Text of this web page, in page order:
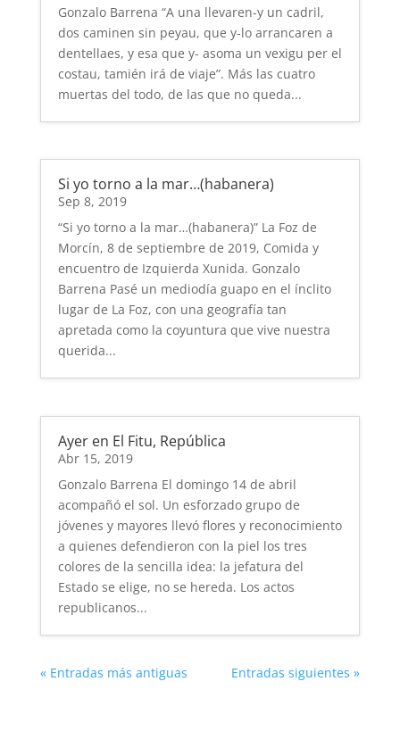
Gonzalo Barrena “A una llevaren-y un cadril,
dos caminen sin peyau, que y-lo arrancaren a
dentellaes, y esa que y- asoma un vexigu per el
costau, tamién irá de viaje”. Más las cuatro
muertas del todo, de las que no queda...
Si yo torno a la mar…(habanera)
Sep 8, 2019
“Si yo torno a la mar…(habanera)” La Foz de
Morcín, 8 de septiembre de 2019, Comida y
encuentro de Izquierda Xunida. Gonzalo
Barrena Pasé un mediodía guapo en el ínclito
lugar de La Foz, con una geografía tan
apretada como la coyuntura que vive nuestra
querida...
Ayer en El Fitu, República
Abr 15, 2019
Gonzalo Barrena El domingo 14 de abril
acompañó el sol. Un esforzado grupo de
jóvenes y mayores llevó flores y reconocimiento
a quienes defendieron con la piel los tres
colores de la sencilla idea: la jefatura del
Estado se elige, no se hereda. Los actos
republicanos...
« Entradas más antiguas Entradas siguientes »